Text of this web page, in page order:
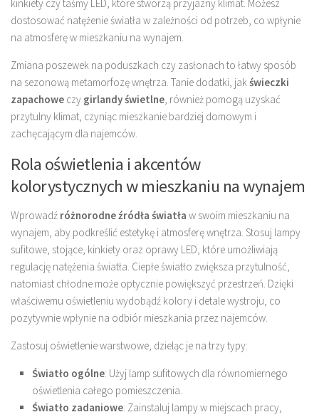
kinkiety czy taśmy LED, które stworzą przyjazny klimat. Możesz
dostosować natężenie światła w zależności od potrzeb, co wpłynie
na atmosferę w mieszkaniu na wynajem.
Zmiana poszewek na poduszkach czy zasłonach to łatwy sposób
na sezonową metamorfozę wnętrza. Tanie dodatki, jakświeczki
zapachowe czy girlandy świetlne, również pomogą uzyskać
przytulny klimat, czyniąc mieszkanie bardziej domowym i
zachęcającym dla najemców.
Rola oświetlenia i akcentów
kolorystycznych w mieszkaniu na wynajem
Wprowadź różnorodne źródła światła w swoim mieszkaniu na
wynajem, aby podkreślić estetykę i atmosferę wnętrza. Stosuj lampy
sufitowe, stojące, kinkiety oraz oprawy LED, które umożliwiają
regulację natężenia światła. Ciepłe światło zwiększa przytulność,
natomiast chłodne może optycznie powiększyć przestrzeń. Dzięki
właściwemu oświetleniu wydobądź kolory i detale wystroju, co
pozytywnie wpłynie na odbiór mieszkania przez najemców.
Zastosuj oświetlenie warstwowe, dzieląc je na trzy typy:
Światło ogólne: Użyj lamp sufitowych dla równomiernego
oświetlenia całego pomieszczenia.
Światło zadaniowe: Zainstaluj lampy w miejscach pracy,